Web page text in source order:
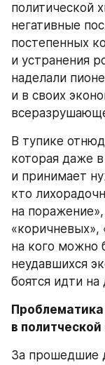
политической
негативные
постепенных
и устранения
наделали
и в своих
В тупике
которая даже
и принимает
кто
на
«коричневых»,
на кого можно
неудавшихся
боятся идти
в
За прошедшие